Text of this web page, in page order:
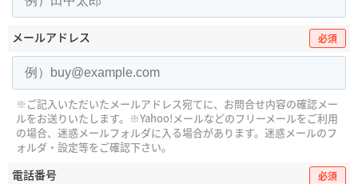
メールアドレス 必須
※ご記入いただいたメールアドレス宛てに、お問合せ内容の確認メー
ルをお送りいたします。 ※Yahoo!メールなどのフリーメールをご利用
の場合、迷惑メールフォルダに入る場合があります。 迷惑メールのフ
ォルダ・設定等をご確認下さい。
電話番号 必須